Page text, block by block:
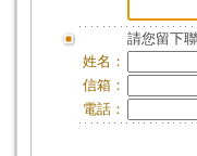
請您留下
姓名：
信箱：
電話：